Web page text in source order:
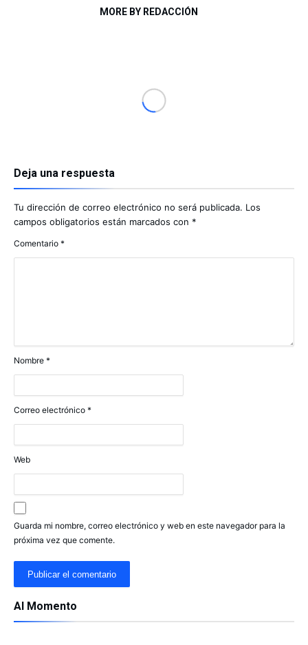
MORE BY REDACCIÓN
Deja una respuesta
Tu dirección de correo electrónico no será publicada. Los
campos obligatorios están marcados con *
Comentario *
Nombre *
Correo electrónico *
Web
Guarda mi nombre, correo electrónico y web en este navegador para la
próxima vez que comente.
Al Momento